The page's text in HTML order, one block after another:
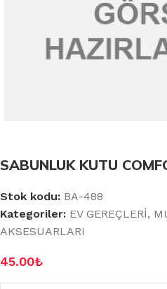
SABUNLUK KUTU
Stok kodu: BA-488
Kategoriler: EV GEREÇLERİ,
AKSESUARLARI
45.00₺